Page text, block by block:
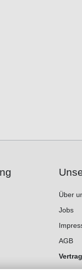
Über
Jobs
AGB